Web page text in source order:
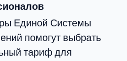
Единой Системы
помогут выбрать
тариф для